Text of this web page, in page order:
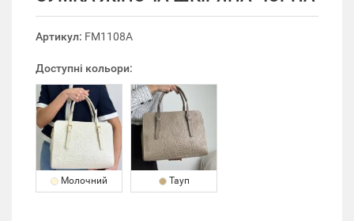
Артикул: FM1108A
Доступні кольори:
Молочний Тауп